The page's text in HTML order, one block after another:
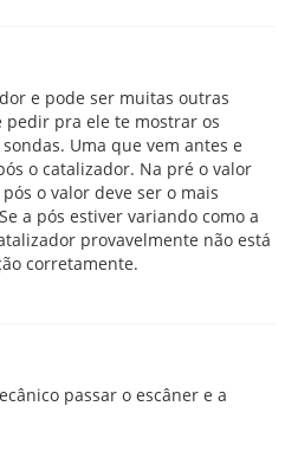
e pode ser muitas outras
pedir pra ele te mostrar os
Uma que vem antes e
o catalizador. Na pré o valor
o valor deve ser o mais
a pós estiver variando como a
provavelmente não está
corretamente.
passar o escâner e a